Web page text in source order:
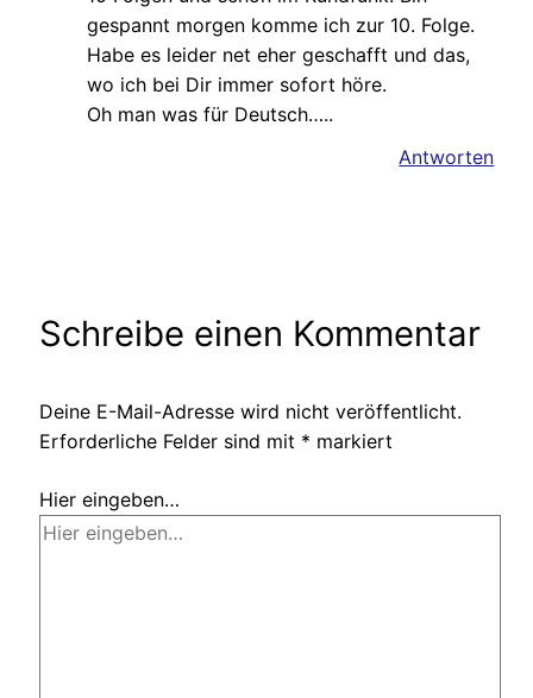
gespannt morgen komme ich zur 10. Folge.
Habe es leider net eher geschafft und das,
wo ich bei Dir immer sofort höre.
Oh man was für Deutsch…..
Antworten
Schreibe einen Kommentar
Deine E-Mail-Adresse wird nicht veröffentlicht.
Erforderliche Felder sind mit * markiert
Hier eingeben…